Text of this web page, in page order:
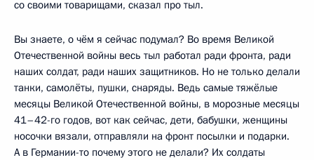
со своими товарищами, сказал про тыл.
Вы знаете, о чём я сейчас подумал? Во время Великой
Отечественной войны весь тыл работал ради фронта, ради
наших солдат, ради наших защитников. Но не только делали
танки, самолёты, пушки, снаряды. Ведь самые тяжёлые
месяцы Великой Отечественной войны, в морозные месяцы
41–42-го годов, вот как сейчас, дети, бабушки, женщины
носочки вязали, отправляли на фронт посылки и подарки.
А в Германии-то почему этого не делали? Их солдаты